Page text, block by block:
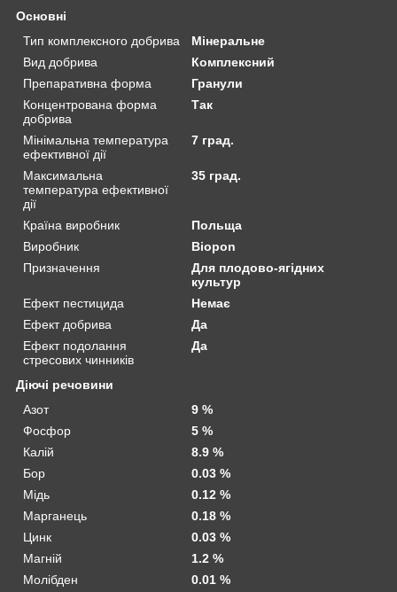
Основні
Тип комплексного добрива
Мінеральне
Вид добрива
Комплексний
Препаративна форма
Гранули
Концентрована форма
добрива
Так
Мінімальна температура
ефективної дії
7 град.
Максимальна
температура ефективної
дії
35 град.
Країна виробник
Польща
Виробник
Biopon
Призначення
Для плодово-ягідних
культур
Ефект пестицида
Немає
Ефект добрива
Да
Ефект подолання
стресових чинників
Да
Діючі речовини
Азот
9 %
Фосфор
5 %
Калій
8.9 %
Бор
0.03 %
Мідь
0.12 %
Марганець
0.18 %
Цинк
0.03 %
Магній
1.2 %
Молібден
0.01 %